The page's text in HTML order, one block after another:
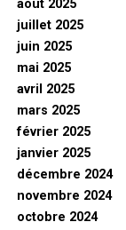
août 2025
juillet 2025
juin 2025
mai 2025
avril 2025
mars 2025
février 2025
janvier 2025
décembre 2024
novembre 2024
octobre 2024